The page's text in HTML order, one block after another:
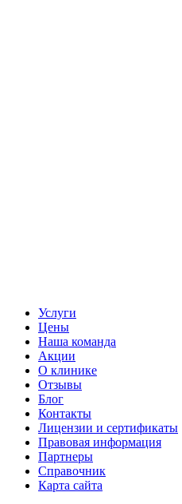
Услуги
Цены
Наша команда
Акции
О клинике
Отзывы
Блог
Контакты
Лицензии и сертификаты
Правовая информация
Партнеры
Справочник
Карта сайта